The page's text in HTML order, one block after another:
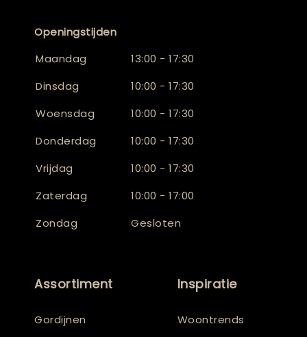
Openingstijden
Maandag
13:00 - 17:30
Dinsdag
10:00 - 17:30
Woensdag
10:00 - 17:30
Donderdag
10:00 - 17:30
Vrijdag
10:00 - 17:30
Zaterdag
10:00 - 17:00
Zondag
Gesloten
Assortiment
Gordijnen
Inspiratie
Woontrends